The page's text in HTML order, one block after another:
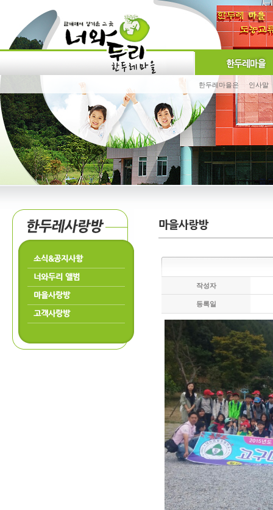
한두레마을은 인사말
소식&공지사항
너와두리 앨범
마을사랑방
고객사랑방
작성자
등록일